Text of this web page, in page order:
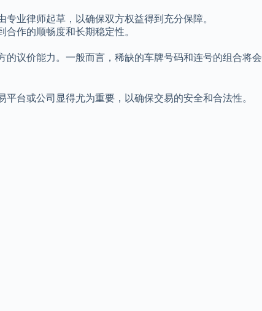
业律师起草，以确保双方权益得到充分保障。
作的顺畅度和长期稳定性。
议价能力。一般而言，稀缺的车牌号码和连号的组合将会
台或公司显得尤为重要，以确保交易的安全和合法性。